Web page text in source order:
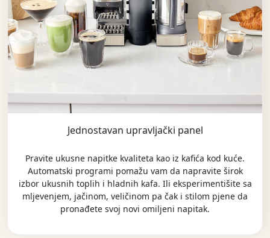
Jednostavan upravljački panel
Pravite ukusne napitke kvaliteta kao iz kafića kod kuće.
Automatski programi pomažu vam da napravite širok
izbor ukusnih toplih i hladnih kafa. Ili eksperimentišite sa
mljevenjem, jačinom, veličinom pa čak i stilom pjene da
pronađete svoj novi omiljeni napitak.